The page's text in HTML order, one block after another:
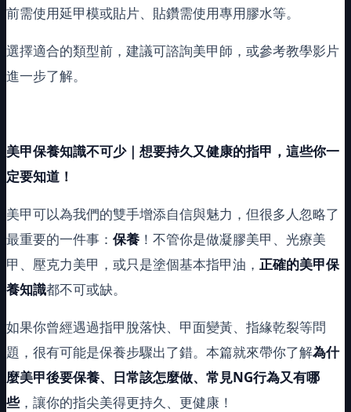
前需使用延甲模或貼片、貼鑽需使用專用膠水等。
選擇適合的類型前，建議可諮詢美甲師，或參考教學影片
進一步了解。
美甲保養知識不可少｜想要持久又健康的指甲，這些你一
定要知道！
美甲可以為我們的雙手增添自信與魅力，但很多人忽略了
最重要的一件事： 保養 ！不管你是做凝膠美甲、光療美
甲、壓克力美甲，或只是塗個基本指甲油， 正確的美甲保
養知識都不可或缺。
如果你曾經遇過指甲脫落快、甲面變黃、指緣乾裂等問
題，很有可能是保養步驟出了錯。本篇就來帶你了解為什
麼美甲後要保養、日常該怎麼做、常見NG行為又有哪
些，讓你的指尖美得更持久、更健康！